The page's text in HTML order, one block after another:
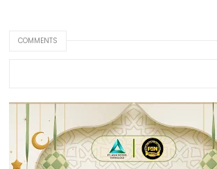
COMMENTS